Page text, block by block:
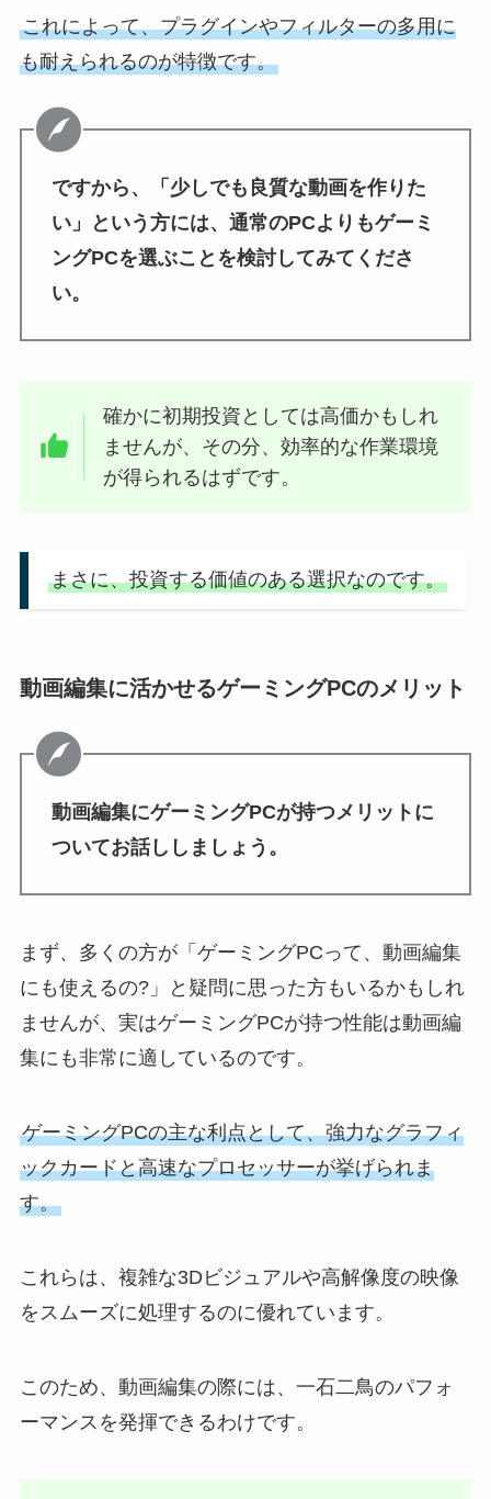
これによって、プラグインやフィルターの多用に
も耐えられるのが特徴です。
ですから、「少しでも良質な動画を作りた
い」という方には、通常のPCよりもゲーミ
ングPCを選ぶことを検討してみてくださ
い。
確かに初期投資としては高価かもしれ
ませんが、その分、効率的な作業環境
が得られるはずです。
まさに、投資する価値のある選択なのです。
動画編集に活かせるゲーミングPCのメリット
動画編集にゲーミングPCが持つメリットに
ついてお話ししましょう。
まず、多くの方が「ゲーミングPCって、動画編集
にも使えるの?」と疑問に思った方もいるかもしれ
ませんが、実はゲーミングPCが持つ性能は動画編
集にも非常に適しているのです。
ゲーミングPCの主な利点として、強力なグラフィ
ックカードと高速なプロセッサーが挙げられま
す。
これらは、複雑な3Dビジュアルや高解像度の映像
をスムーズに処理するのに優れています。
このため、動画編集の際には、一石二鳥のパフォ
ーマンスを発揮できるわけです。